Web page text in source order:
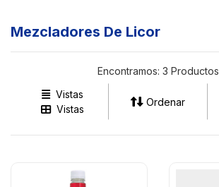
Mezcladores De Licor
Encontramos: 3 Productos
Vistas
Vistas
Ordenar